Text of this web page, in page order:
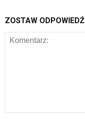
ZOSTAW ODPOWIEDŹ